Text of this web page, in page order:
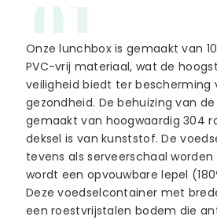
01
Onze lunchbox is gemaakt van
PVC-vrij materiaal, wat de
veiligheid biedt ter bescherming
gezondheid. De behuizing van
gemaakt van hoogwaardig 304
deksel is van kunststof. De
tevens als serveerschaal
wordt een opvouwbare lepel
Deze voedselcontainer met
een roestvrijstalen bodem die